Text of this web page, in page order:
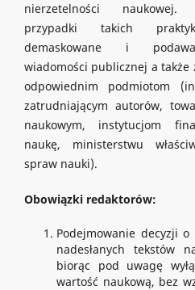
nierzetelności naukowej.
przypadki takich
demaskowane i
wiadomości publicznej a także
odpowiednim podmiotom
zatrudniającym autorów,
naukowym, instytucjom
naukę, ministerstwu
spraw nauki).
Obowiązki redaktorów:
Podejmowanie decyzji
nadesłanych tekstów
biorąc pod uwagę
wartość naukową, bez